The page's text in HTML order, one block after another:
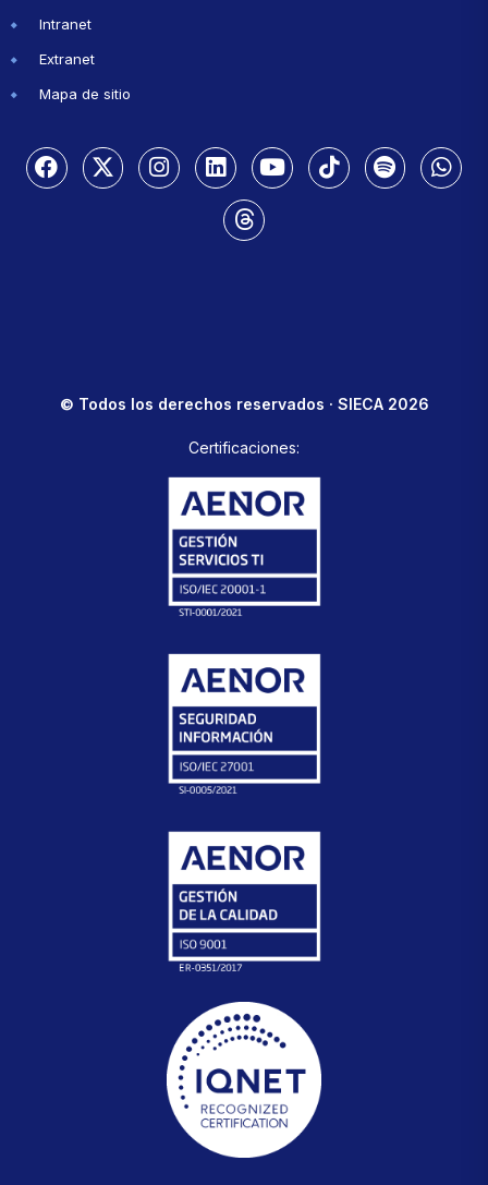
Intranet
Extranet
Mapa de sitio
© Todos los derechos reservados · SIECA 2026
Certificaciones: